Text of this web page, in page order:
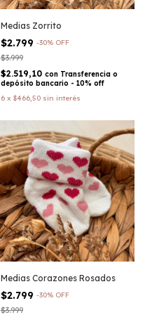
Medias Zorrito
$2.799 -30% OFF
$3.999
$2.519,10 con Transferencia o
depósito bancario - 10% off
6 x $466,50 sin interés
Medias Corazones Rosados
$2.799 -30% OFF
$3.999